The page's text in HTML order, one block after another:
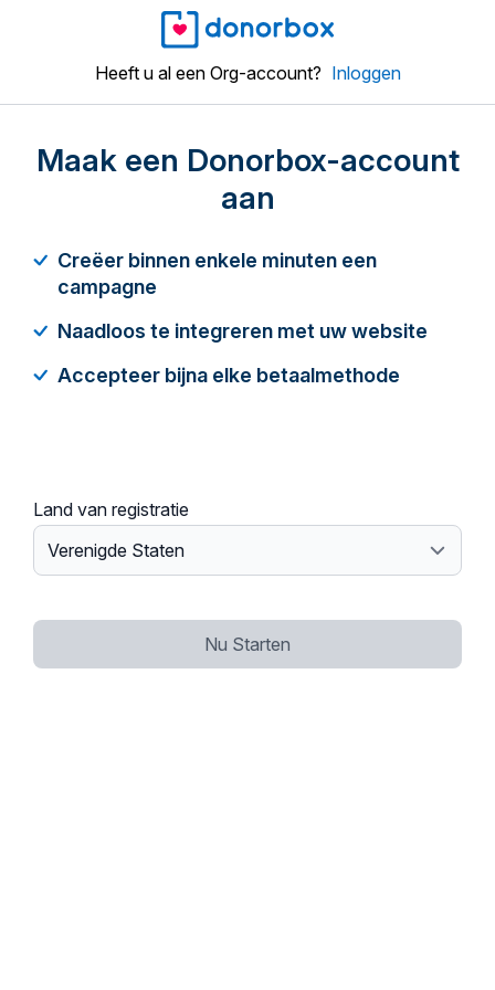
Heeft u al een Org-account? Inloggen
Maak een Donorbox-account
aan
Creëer binnen enkele minuten een
campagne
Naadloos te integreren met uw website
Accepteer bijna elke betaalmethode
Land van registratie
Nu Starten